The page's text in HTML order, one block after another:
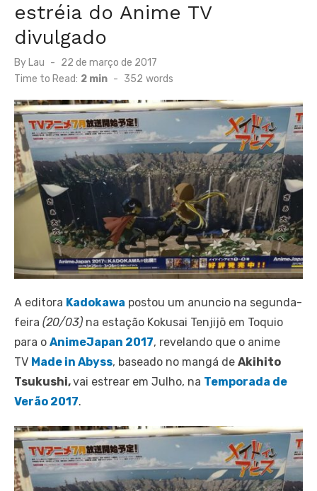
estréia do Anime TV
divulgado
By Lau
Posted
on
22 de março de 2017
Time to Read: 2 min - 352 words
A editora Kadokawa postou um anuncio na segunda-
feira (20/03) na estação Kokusai Tenjijō em Toquio
para o AnimeJapan 2017, revelando que o anime
TV Made in Abyss, baseado no mangá de Akihito
Tsukushi,vai estrear em Julho, na Temporada de
Verão 2017.